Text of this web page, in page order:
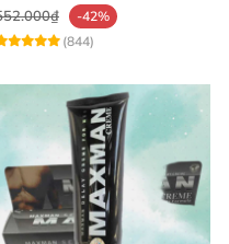
-42%
(844)